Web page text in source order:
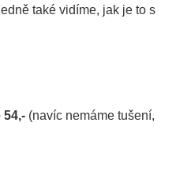
také vidíme, jak je to s
54,- (navíc nemáme tušení,